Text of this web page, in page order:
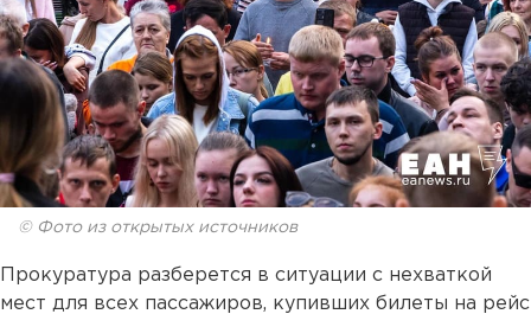
© Фото из открытых источников
Прокуратура разберется в ситуации с нехваткой
мест для всех пассажиров, купивших билеты на рейс